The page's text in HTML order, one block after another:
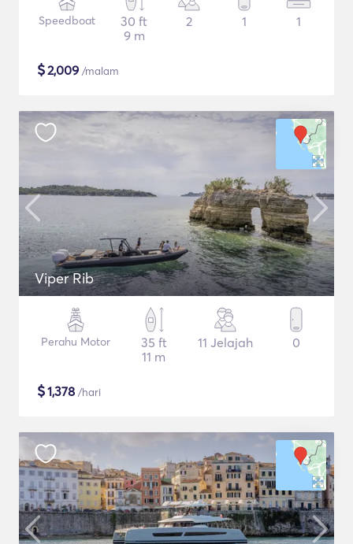
Speedboat
30 ft
9 m
2 1 1
$2,009 /malam
Viper Rib
Perahu Motor
35 ft
11 m
11 Jelajah 0
$1,378 /hari